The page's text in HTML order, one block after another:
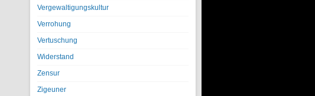
Vergewaltigungskultur
Verrohung
Vertuschung
Widerstand
Zensur
Zigeuner